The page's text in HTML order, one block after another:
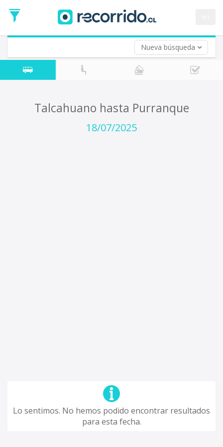
Nueva búsqueda
de
Ida
Vuelta (opcional)
Fecha
de
Talcahuano hasta Purranque
18/07/2025
Lo sentimos. No hemos podido encontrar resultados
para esta fecha.